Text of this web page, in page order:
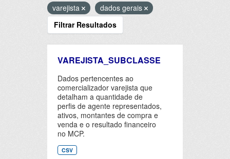
varejista
dados gerais
Filtrar Resultados
VAREJISTA_SUBCLASSE
Dados pertencentes ao
comercializador varejista que
detalham a quantidade de
perfis de agente representados,
ativos, montantes de compra e
venda e o resultado financeiro
no MCP.
CSV